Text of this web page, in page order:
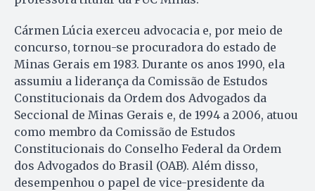
Cármen Lúcia exerceu advocacia e, por meio de
concurso, tornou-se procuradora do estado de
Minas Gerais em 1983. Durante os anos 1990, ela
assumiu a liderança da Comissão de Estudos
Constitucionais da Ordem dos Advogados da
Seccional de Minas Gerais e, de 1994 a 2006, atuou
como membro da Comissão de Estudos
Constitucionais do Conselho Federal da Ordem
dos Advogados do Brasil (OAB). Além disso,
desempenhou o papel de vice-presidente da